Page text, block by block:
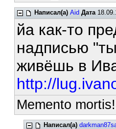
Написал(а) Aid Дата
йа как-то
надписью
живёшь в
http://
Memento
Написал(а)